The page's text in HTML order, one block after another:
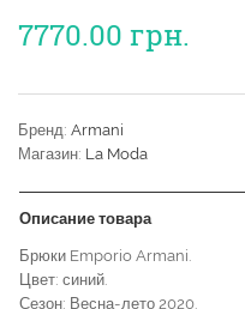
7770.00 грн.
Бренд: Armani
Магазин: La Moda
Описание товара
Брюки Emporio Armani.
Цвет: синий.
Сезон: Весна-лето 2020.